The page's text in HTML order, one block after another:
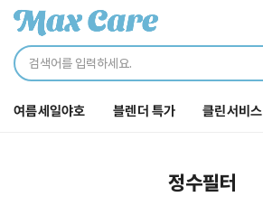
여름세일야호 블렌더 특가 클린서비스
로그인해주세요.
로그인 바로가기
장바구니
정수필터